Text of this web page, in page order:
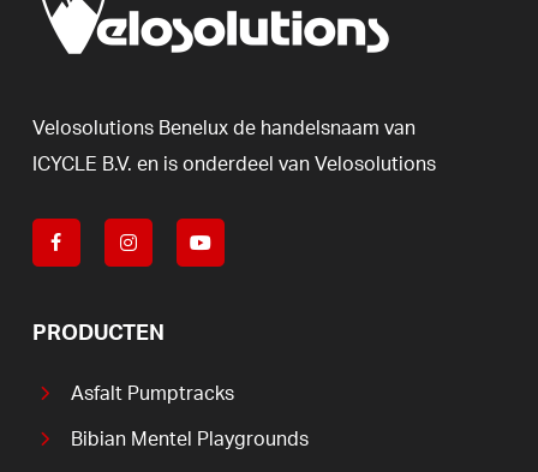
Velosolutions Benelux de handelsnaam van
ICYCLE B.V. en is onderdeel van Velosolutions
PRODUCTEN
Asfalt Pumptracks
Bibian Mentel Playgrounds